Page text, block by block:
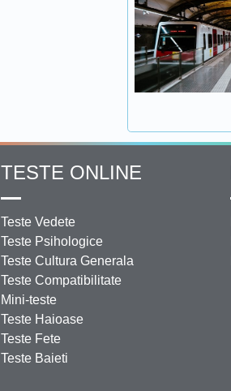
TESTE ONLINE
Teste Vedete
Teste Psihologice
Teste Cultura Generala
Teste Compatibilitate
Mini-teste
Teste Haioase
Teste Fete
Teste Baieti